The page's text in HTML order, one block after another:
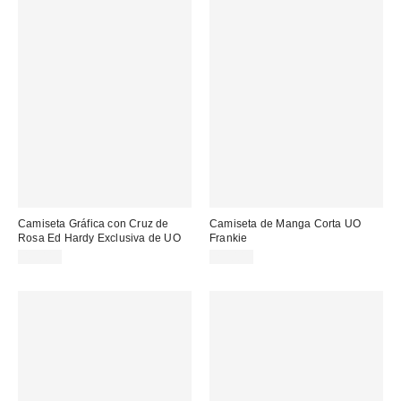
Camiseta Gráfica con Cruz de
Rosa Ed Hardy Exclusiva de UO
Camiseta de Manga Corta UO
Frankie